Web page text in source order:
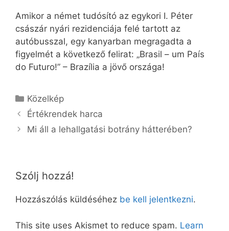
Amikor a német tudósító az egykori I. Péter
császár nyári rezidenciája felé tartott az
autóbusszal, egy kanyarban megragadta a
figyelmét a következő felirat: „Brasil – um País
do Futuro!” – Brazília a jövő országa!
Kategória
Közelkép
Értékrendek harca
Mi áll a lehallgatási botrány hátterében?
Szólj hozzá!
Hozzászólás küldéséhez be kell jelentkezni.
This site uses Akismet to reduce spam. Learn